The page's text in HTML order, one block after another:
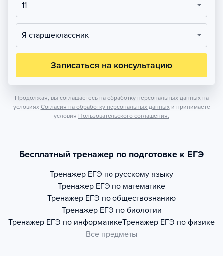
11
Я старшеклассник
Записаться на консультацию
Продолжая, вы соглашаетесь на обработку персональных данных на
условиях Согласия на обработку персональных данных и принимаете
условия Пользовательского соглашения.
Бесплатный тренажер по подготовке к ЕГЭ
Тренажер ЕГЭ по русскому языку
Тренажер ЕГЭ по математике
Тренажер ЕГЭ по обществознанию
Тренажер ЕГЭ по биологии
Тренажер ЕГЭ по информатикеТренажер ЕГЭ по физике
Все предметы